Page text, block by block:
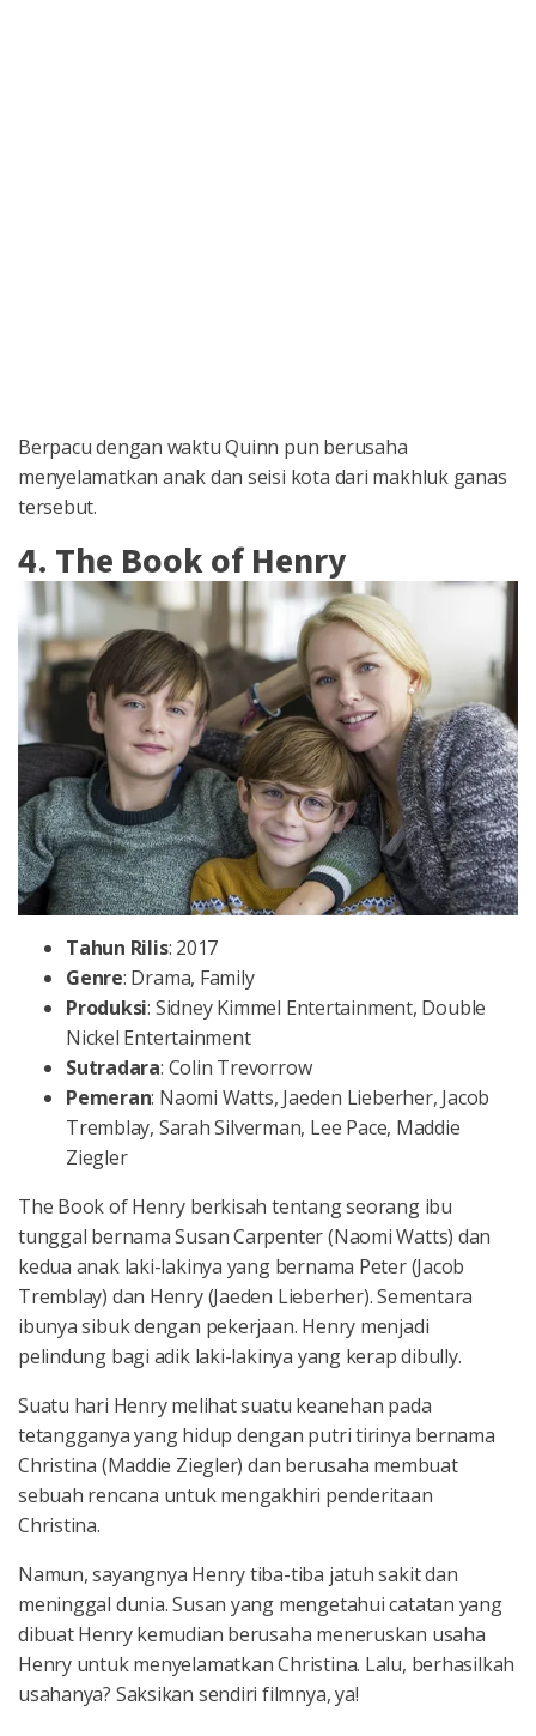
Berpacu dengan waktu Quinn pun berusaha
menyelamatkan anak dan seisi kota dari makhluk ganas
tersebut.
4. The Book of Henry
Tahun Rilis: 2017
Genre: Drama, Family
Produksi: Sidney Kimmel Entertainment, Double
Nickel Entertainment
Sutradara: Colin Trevorrow
Pemeran: Naomi Watts, Jaeden Lieberher, Jacob
Tremblay, Sarah Silverman, Lee Pace, Maddie
Ziegler
The Book of Henry berkisah tentang seorang ibu
tunggal bernama Susan Carpenter (Naomi Watts) dan
kedua anak laki-lakinya yang bernama Peter (Jacob
Tremblay) dan Henry (Jaeden Lieberher). Sementara
ibunya sibuk dengan pekerjaan. Henry menjadi
pelindung bagi adik laki-lakinya yang kerap dibully.
Suatu hari Henry melihat suatu keanehan pada
tetangganya yang hidup dengan putri tirinya bernama
Christina (Maddie Ziegler) dan berusaha membuat
sebuah rencana untuk mengakhiri penderitaan
Christina.
Namun, sayangnya Henry tiba-tiba jatuh sakit dan
meninggal dunia. Susan yang mengetahui catatan yang
dibuat Henry kemudian berusaha meneruskan usaha
Henry untuk menyelamatkan Christina. Lalu, berhasilkah
usahanya? Saksikan sendiri filmnya, ya!